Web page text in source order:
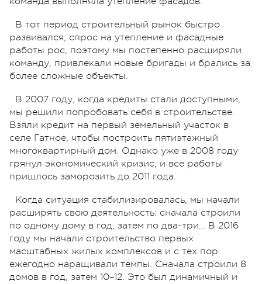
В тот период строительный рынок быстро
развивался, спрос на утепление и фасадные
работы рос, поэтому мы постепенно расширяли
команду, привлекали новые бригады и брались за
более сложные объекты.
В 2007 году, когда кредиты стали доступными,
мы решили попробовать себя в строительстве.
Взяли кредит на первый земельный участок в
селе Гатное, чтобы построить пятиэтажный
многоквартирный дом. Однако уже в 2008 году
грянул экономический кризис, и все работы
пришлось заморозить до 2011 года.
Когда ситуация стабилизировалась, мы начали
расширять свою деятельность: сначала строили
по одному дому в год, затем по два-три… В 2016
году мы начали строительство первых
масштабных жилых комплексов и с тех пор
ежегодно наращивали темпы. Сначала строили 8
домов в год, затем 10–12. Это был динамичный и